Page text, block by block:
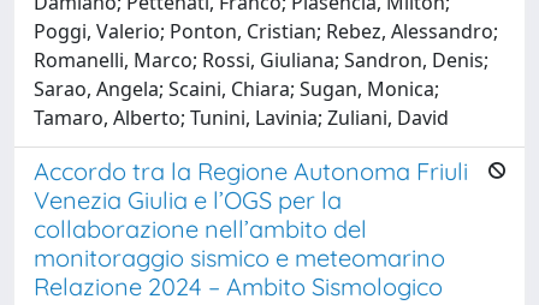
Poggi, Valerio; Ponton, Cristian; Rebez, Alessandro;
Romanelli, Marco; Rossi, Giuliana; Sandron, Denis;
Sarao, Angela; Scaini, Chiara; Sugan, Monica;
Tamaro, Alberto; Tunini, Lavinia; Zuliani, David
Accordo tra la Regione Autonoma Friuli
Venezia Giulia e l’OGS per la
collaborazione nell’ambito del
monitoraggio sismico e meteomarino
Relazione 2024 – Ambito Sismologico